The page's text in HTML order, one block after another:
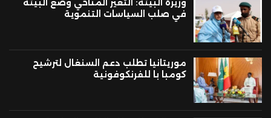
وزيرة البيئة: التغير المناخي وضع البيئة
في صلب السياسات التنموية
موريتانيا تطلب دعم السنغال لترشيح
كومبا با للفرنكوفونية